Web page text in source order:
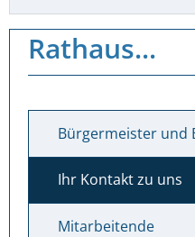
Rathaus...
Bürgermeister und
Ihr Kontakt zu uns
Mitarbeitende